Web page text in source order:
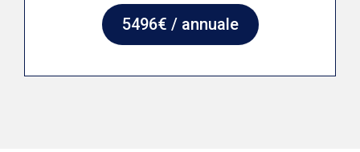
5496€ / annuale